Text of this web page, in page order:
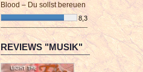
Blood – Du sollst bereuen
8,3
¯¯¯¯¯¯¯¯¯¯¯¯¯¯¯¯¯¯¯¯¯¯¯¯
REVIEWS "MUSIK"